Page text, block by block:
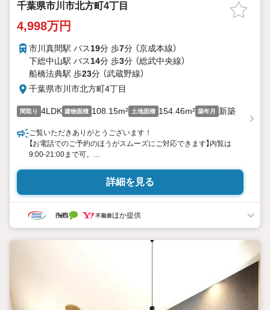
千葉県市川市北方町4丁目
4,998万円
市川真間駅 バス19分 歩7分 （京成本線）
下総中山駅 バス14分 歩3分 （総武中央線）
船橋法典駅 歩23分 （武蔵野線）
千葉県市川市北方町4丁目
間取り 4LDK 建物面積 108.15m² 土地面積 154.46m² 築年月 新築
ご覧いただきありがとうございます！
【お電話でのご予約のほうがスムーズにご対応できます】内覧は
9:00-21:00まで可。
●インターネット予約で当日見学が可能です●
（1）［室内・現地を見学する］をクリック
（2）本日4日以内をご希望の方は
《東宝ハウス船橋のこだわり》
スタッフ一同、すべてのお客様に対して、自分の家族や仲の良い
のサービスの内容にもご満足いただき、ご納得されるまで、お付
詳細を見る
ほか提供